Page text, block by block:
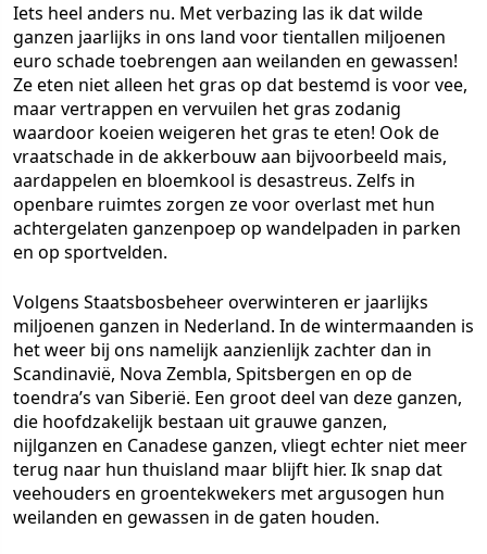
Iets heel anders nu. Met verbazing las ik dat wilde
ganzen jaarlijks in ons land voor tientallen miljoenen
euro schade toebrengen aan weilanden en gewassen!
Ze eten niet alleen het gras op dat bestemd is voor vee,
maar vertrappen en vervuilen het gras zodanig
waardoor koeien weigeren het gras te eten! Ook de
vraatschade in de akkerbouw aan bijvoorbeeld mais,
aardappelen en bloemkool is desastreus. Zelfs in
openbare ruimtes zorgen ze voor overlast met hun
achtergelaten ganzenpoep op wandelpaden in parken
en op sportvelden.
Volgens Staatsbosbeheer overwinteren er jaarlijks
miljoenen ganzen in Nederland. In de wintermaanden is
het weer bij ons namelijk aanzienlijk zachter dan in
Scandinavië, Nova Zembla, Spitsbergen en op de
toendra’s van Siberië. Een groot deel van deze ganzen,
die hoofdzakelijk bestaan uit grauwe ganzen,
nijlganzen en Canadese ganzen, vliegt echter niet meer
terug naar hun thuisland maar blijft hier. Ik snap dat
veehouders en groentekwekers met argusogen hun
weilanden en gewassen in de gaten houden.